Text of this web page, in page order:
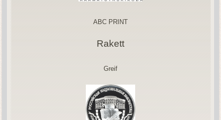
ABC PRINT
Rakett
Greif